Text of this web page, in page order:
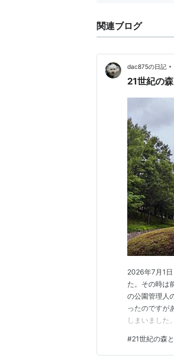
関連ブログ
dac875の日記 •
21世紀の
2026年7月1
た。その時は
の公園管理人
ったのですが
しまいました
紀の森と広場
マホで表示す
#21世紀の森